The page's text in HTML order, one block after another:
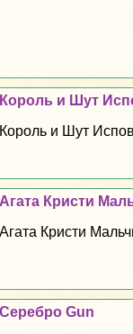
Король и Шут
Король и Шут
Агата Кристи
Агата Кристи
Серебро Gun